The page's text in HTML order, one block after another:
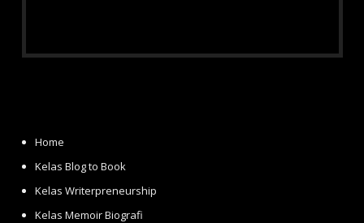
Home
Kelas Blog to Book
Kelas Writerpreneurship
Kelas Memoir Biografi